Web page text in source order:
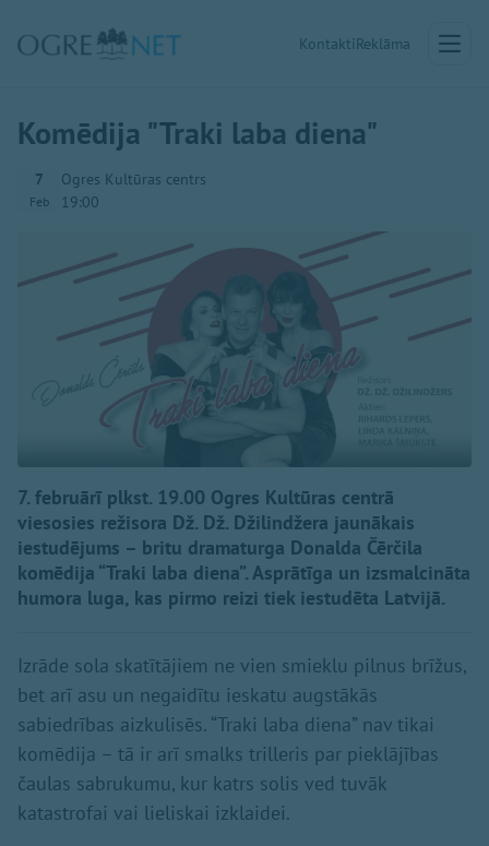
KontaktiReklāma
Komēdija "Traki laba diena"
7
Feb
Ogres Kultūras centrs
19:00
7. februārī plkst. 19.00 Ogres Kultūras centrā
viesosies režisora Dž. Dž. Džilindžera jaunākais
iestudējums – britu dramaturga Donalda Čērčila
komēdija “Traki laba diena”. Asprātīga un izsmalcināta
humora luga, kas pirmo reizi tiek iestudēta Latvijā.
Izrāde sola skatītājiem ne vien smieklu pilnus brīžus,
bet arī asu un negaidītu ieskatu augstākās
sabiedrības aizkulisēs. “Traki laba diena” nav tikai
komēdija – tā ir arī smalks trilleris par pieklājības
čaulas sabrukumu, kur katrs solis ved tuvāk
katastrofai vai lieliskai izklaidei.